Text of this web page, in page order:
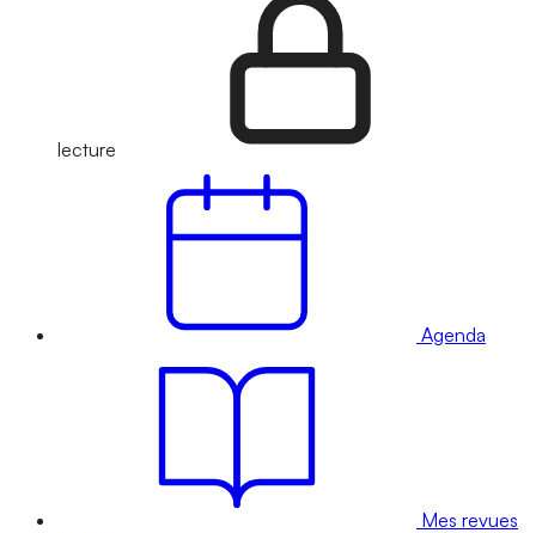
lecture
Agenda
Mes revues